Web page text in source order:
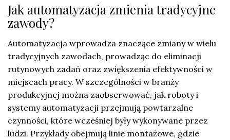
Jak automatyzacja zmienia tradycyjne
zawody?
Automatyzacja wprowadza znaczące zmiany w wielu
tradycyjnych zawodach, prowadząc do eliminacji
rutynowych zadań oraz zwiększenia efektywności w
miejscach pracy. W szczególności w branży
produkcyjnej można zaobserwować, jak roboty i
systemy automatyzacji przejmują powtarzalne
czynności, które wcześniej były wykonywane przez
ludzi. Przykłady obejmują linie montażowe, gdzie